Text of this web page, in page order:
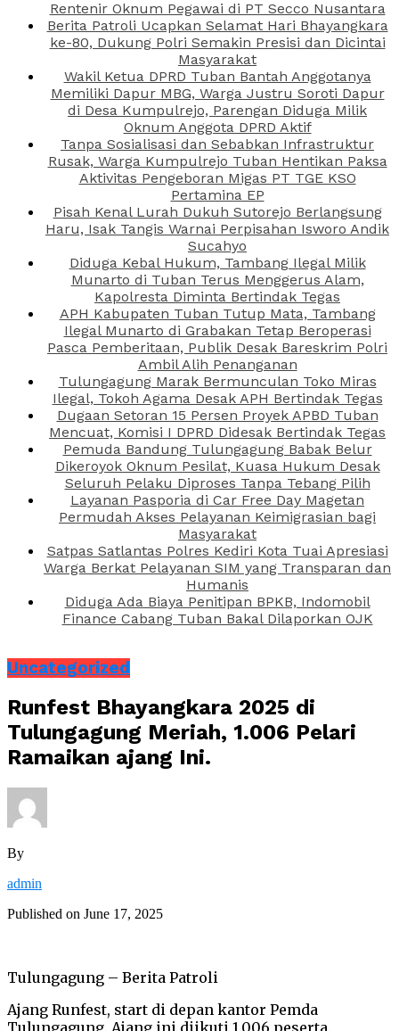
Rentenir Oknum Pegawai di PT Secco Nusantara
Berita Patroli Ucapkan Selamat Hari Bhayangkara
ke-80, Dukung Polri Semakin Presisi dan Dicintai
Masyarakat
Wakil Ketua DPRD Tuban Bantah Anggotanya
Memiliki Dapur MBG, Warga Justru Soroti Dapur
di Desa Kumpulrejo, Parengan Diduga Milik
Oknum Anggota DPRD Aktif
Tanpa Sosialisasi dan Sebabkan Infrastruktur
Rusak, Warga Kumpulrejo Tuban Hentikan Paksa
Aktivitas Pengeboran Migas PT TGE KSO
Pertamina EP
Pisah Kenal Lurah Dukuh Sutorejo Berlangsung
Haru, Isak Tangis Warnai Perpisahan Isworo Andik
Sucahyo
Diduga Kebal Hukum, Tambang Ilegal Milik
Munarto di Tuban Terus Menggerus Alam,
Kapolresta Diminta Bertindak Tegas
APH Kabupaten Tuban Tutup Mata, Tambang
Ilegal Munarto di Grabakan Tetap Beroperasi
Pasca Pemberitaan, Publik Desak Bareskrim Polri
Ambil Alih Penanganan
Tulungagung Marak Bermunculan Toko Miras
Ilegal, Tokoh Agama Desak APH Bertindak Tegas
Dugaan Setoran 15 Persen Proyek APBD Tuban
Mencuat, Komisi I DPRD Didesak Bertindak Tegas
Pemuda Bandung Tulungagung Babak Belur
Dikeroyok Oknum Pesilat, Kuasa Hukum Desak
Seluruh Pelaku Diproses Tanpa Tebang Pilih
Layanan Pasporia di Car Free Day Magetan
Permudah Akses Pelayanan Keimigrasian bagi
Masyarakat
Satpas Satlantas Polres Kediri Kota Tuai Apresiasi
Warga Berkat Pelayanan SIM yang Transparan dan
Humanis
Diduga Ada Biaya Penitipan BPKB, Indomobil
Finance Cabang Tuban Bakal Dilaporkan OJK
Uncategorized
Runfest Bhayangkara 2025 di
Tulungagung Meriah, 1.006 Pelari
Ramaikan ajang Ini.
By
admin
Published on June 17, 2025
Tulungagung – Berita Patroli
Ajang Runfest, start di depan kantor Pemda